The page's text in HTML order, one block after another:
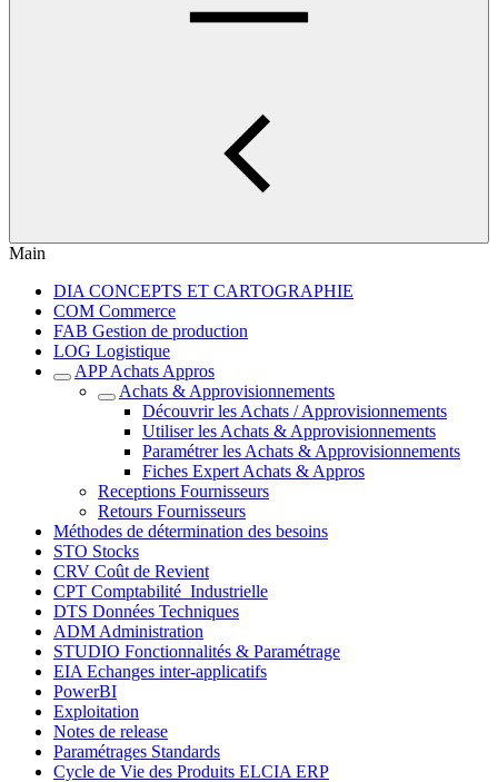
Main
DIA CONCEPTS ET CARTOGRAPHIE
COM Commerce
FAB Gestion de production
LOG Logistique
APP Achats Appros
Achats & Approvisionnements
Découvrir les Achats / Approvisionnements
Utiliser les Achats & Approvisionnements
Paramétrer les Achats & Approvisionnements
Fiches Expert Achats & Appros
Receptions Fournisseurs
Retours Fournisseurs
Méthodes de détermination des besoins
STO Stocks
CRV Coût de Revient
CPT Comptabilité_Industrielle
DTS Données Techniques
ADM Administration
STUDIO Fonctionnalités & Paramétrage
EIA Echanges inter-applicatifs
PowerBI
Exploitation
Notes de release
Paramétrages Standards
Cycle de Vie des Produits ELCIA ERP